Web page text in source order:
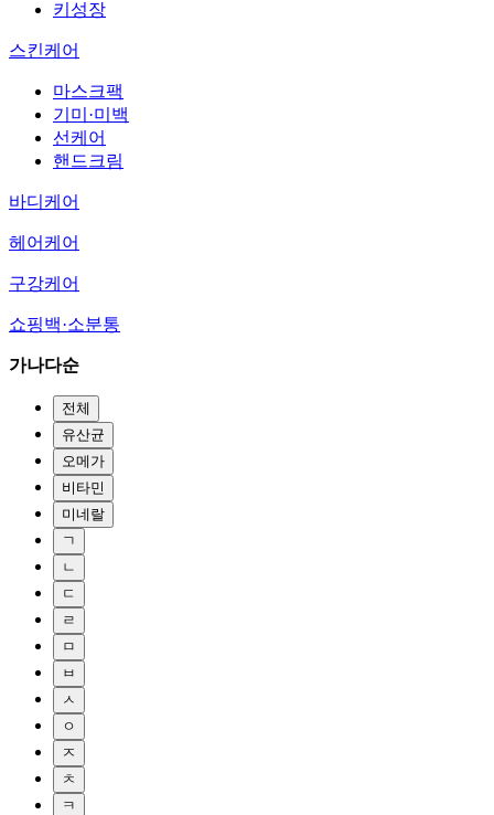
키성장
스킨케어
마스크팩
기미·미백
선케어
핸드크림
바디케어
헤어케어
구강케어
쇼핑백·소분통
가나다순
전체
유산균
오메가
비타민
미네랄
ㄱ
ㄴ
ㄷ
ㄹ
ㅁ
ㅂ
ㅅ
ㅇ
ㅈ
ㅊ
ㅋ